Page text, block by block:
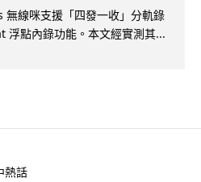
線咪支援「四發一收」分軌錄
浮點內錄功能。本文經實測其...
熱話